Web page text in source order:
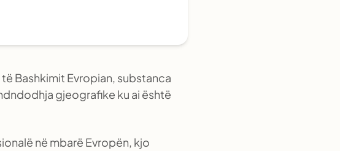
Bashkimit Evropian, substanca
gjeografike ku ai është
në mbarë Evropën, kjo